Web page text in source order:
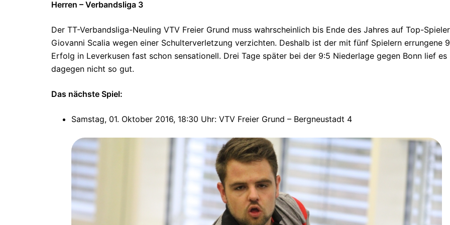
Herren – Verbandsliga 3
Der TT-Verbandsliga-Neuling VTV Freier Grund muss wahrscheinlich bis Ende des Jahres auf Top-Spieler
Giovanni Scalia wegen einer Schulterverletzung verzichten. Deshalb ist der mit fünf Spielern errungene
Erfolg in Leverkusen fast schon sensationell. Drei Tage später bei der 9:5 Niederlage gegen Bonn lief es
dagegen nicht so gut.
Das nächste Spiel:
Samstag, 01. Oktober 2016, 18:30 Uhr: VTV Freier Grund – Bergneustadt 4